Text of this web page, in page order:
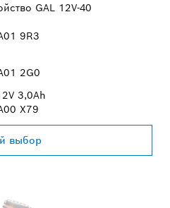
GAL 12V-40
9R3
2G0
3,0Ah
X79
выбор